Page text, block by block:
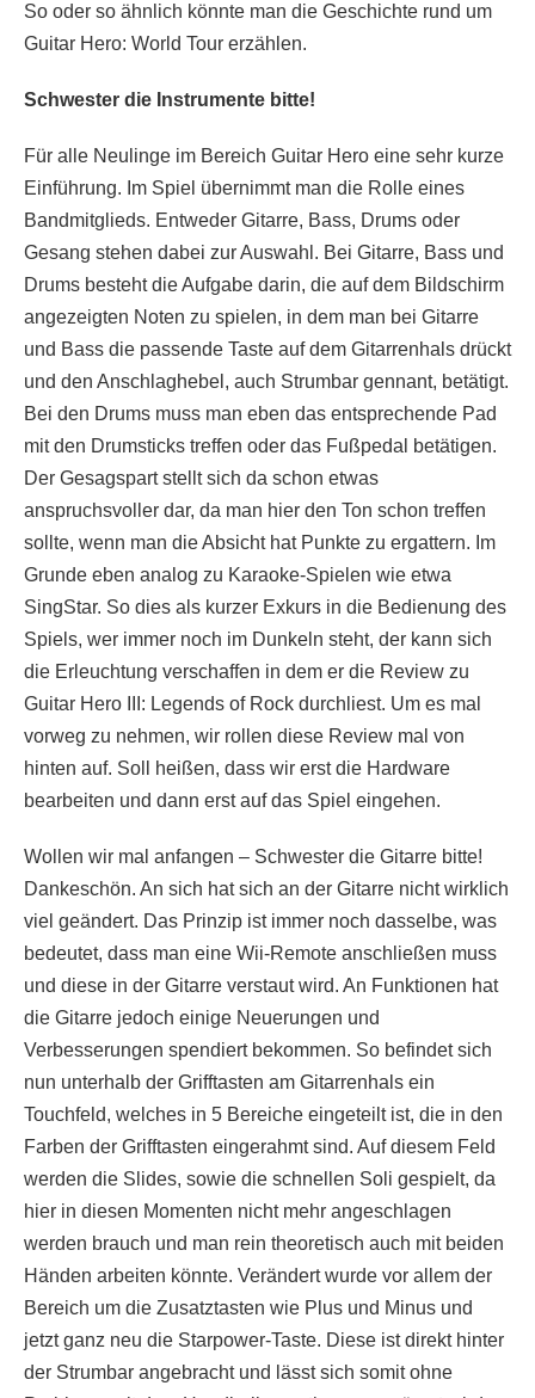
So oder so ähnlich könnte man die Geschichte rund um
Guitar Hero: World Tour erzählen.
Schwester die Instrumente bitte!
Für alle Neulinge im Bereich Guitar Hero eine sehr kurze
Einführung. Im Spiel übernimmt man die Rolle eines
Bandmitglieds. Entweder Gitarre, Bass, Drums oder
Gesang stehen dabei zur Auswahl. Bei Gitarre, Bass und
Drums besteht die Aufgabe darin, die auf dem Bildschirm
angezeigten Noten zu spielen, in dem man bei Gitarre
und Bass die passende Taste auf dem Gitarrenhals drückt
und den Anschlaghebel, auch Strumbar gennant, betätigt.
Bei den Drums muss man eben das entsprechende Pad
mit den Drumsticks treffen oder das Fußpedal betätigen.
Der Gesagspart stellt sich da schon etwas
anspruchsvoller dar, da man hier den Ton schon treffen
sollte, wenn man die Absicht hat Punkte zu ergattern. Im
Grunde eben analog zu Karaoke-Spielen wie etwa
SingStar. So dies als kurzer Exkurs in die Bedienung des
Spiels, wer immer noch im Dunkeln steht, der kann sich
die Erleuchtung verschaffen in dem er die Review zu
Guitar Hero III: Legends of Rock durchliest. Um es mal
vorweg zu nehmen, wir rollen diese Review mal von
hinten auf. Soll heißen, dass wir erst die Hardware
bearbeiten und dann erst auf das Spiel eingehen.
Wollen wir mal anfangen – Schwester die Gitarre bitte!
Dankeschön. An sich hat sich an der Gitarre nicht wirklich
viel geändert. Das Prinzip ist immer noch dasselbe, was
bedeutet, dass man eine Wii-Remote anschließen muss
und diese in der Gitarre verstaut wird. An Funktionen hat
die Gitarre jedoch einige Neuerungen und
Verbesserungen spendiert bekommen. So befindet sich
nun unterhalb der Grifftasten am Gitarrenhals ein
Touchfeld, welches in 5 Bereiche eingeteilt ist, die in den
Farben der Grifftasten eingerahmt sind. Auf diesem Feld
werden die Slides, sowie die schnellen Soli gespielt, da
hier in diesen Momenten nicht mehr angeschlagen
werden brauch und man rein theoretisch auch mit beiden
Händen arbeiten könnte. Verändert wurde vor allem der
Bereich um die Zusatztasten wie Plus und Minus und
jetzt ganz neu die Starpower-Taste. Diese ist direkt hinter
der Strumbar angebracht und lässt sich somit ohne